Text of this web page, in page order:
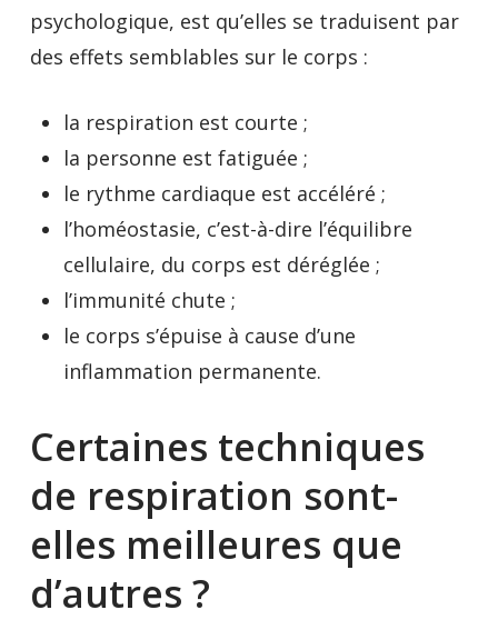
psychologique, est qu’elles se traduisent par
des effets semblables sur le corps :
la respiration est courte ;
la personne est fatiguée ;
le rythme cardiaque est accéléré ;
l’homéostasie, c’est-à-dire l’équilibre
cellulaire, du corps est déréglée ;
l’immunité chute ;
le corps s’épuise à cause d’une
inflammation permanente.
Certaines techniques
de respiration sont-
elles meilleures que
d’autres ?